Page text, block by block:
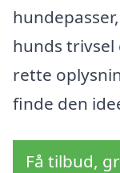
hunds
rette
finde den
Få tilbud,